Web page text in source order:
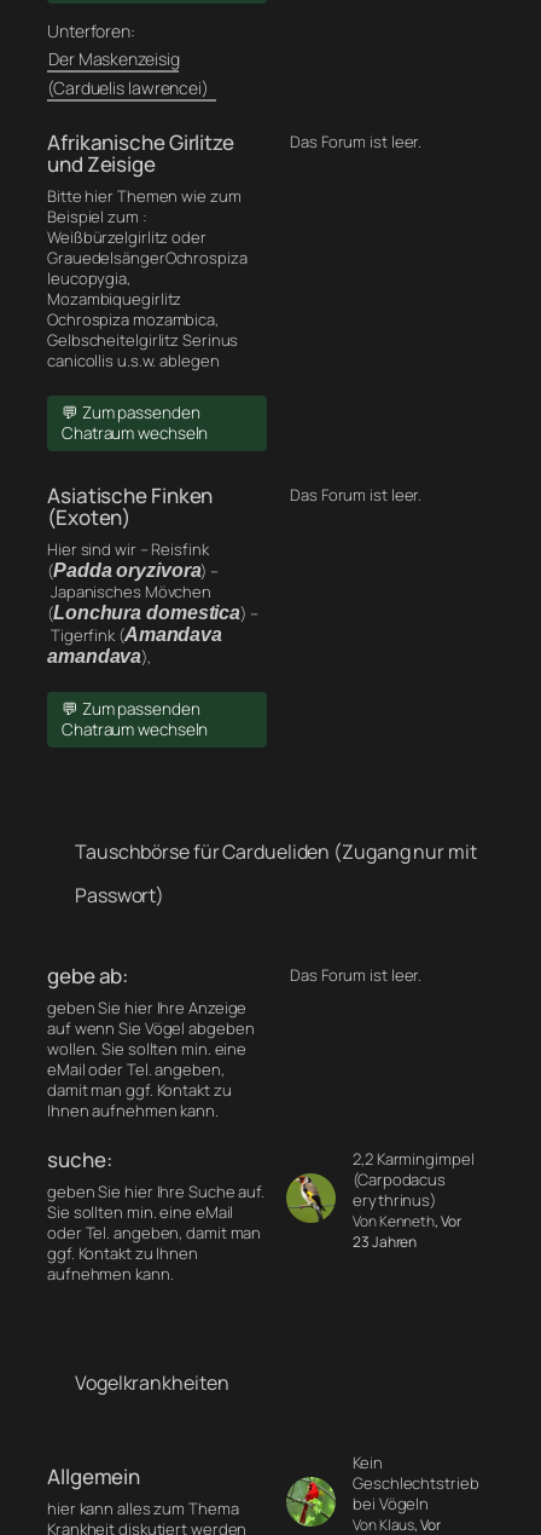
Unterforen:
Der Maskenzeisig
(Carduelis lawrencei)
Afrikanische Girlitze
und Zeisige
Bitte hier Themen wie zum
Beispiel zum :
Weißbürzelgirlitz oder
GrauedelsängerOchrospiza
leucopygia,
Mozambiquegirlitz
Ochrospiza mozambica,
Gelbscheitelgirlitz Serinus
canicollis u.s.w. ablegen
💬 Zum passenden
Chatraum wechseln
Das Forum ist leer.
Asiatische Finken
(Exoten)
Hier sind wir – Reisfink
(Padda oryzivora) –
Japanisches Mövchen
(Lonchura domestica) –
Tigerfink (Amandava
amandava),
💬 Zum passenden
Chatraum wechseln
Das Forum ist leer.
Tauschbörse für Cardueliden (Zugang nur mit
Passwort)
gebe ab:
geben Sie hier Ihre Anzeige
auf wenn Sie Vögel abgeben
wollen. Sie sollten min. eine
eMail oder Tel. angeben,
damit man ggf. Kontakt zu
Ihnen aufnehmen kann.
Das Forum ist leer.
suche:
geben Sie hier Ihre Suche auf.
Sie sollten min. eine eMail
oder Tel. angeben, damit man
ggf. Kontakt zu Ihnen
aufnehmen kann.
2,2 Karmingimpel
(Carpodacus
erythrinus)
Von Kenneth, Vor
23 Jahren
Vogelkrankheiten
Allgemein
hier kann alles zum Thema
Krankheit diskutiert werden
Kein
Geschlechtstrieb
bei Vögeln
Von Klaus, Vor